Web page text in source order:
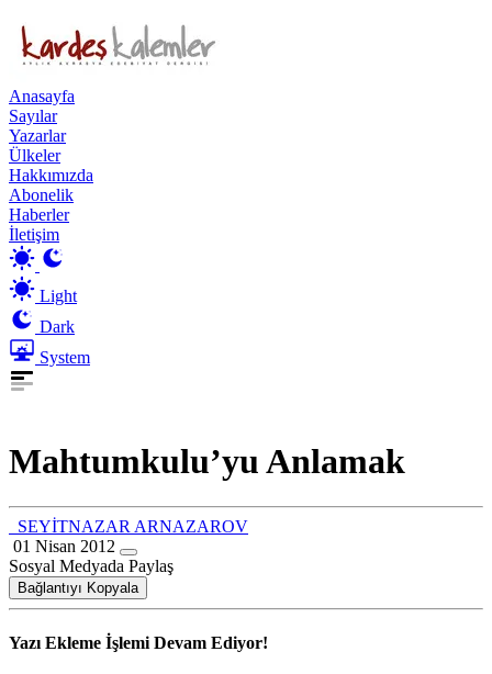
Anasayfa
Sayılar
Yazarlar
Ülkeler
Hakkımızda
Abonelik
Haberler
İletişim
Light
Dark
System
Mahtumkulu’yu Anlamak
SEYİTNAZAR ARNAZAROV
01 Nisan 2012
Sosyal Medyada Paylaş
Bağlantıyı Kopyala
Yazı Ekleme İşlemi Devam Ediyor!